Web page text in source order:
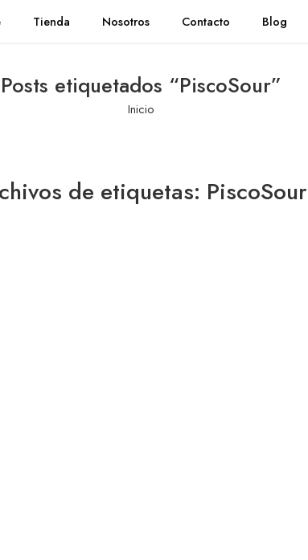
Tienda Nosotros Contacto Blog
Posts etiquetados “PiscoSour”
Inicio
de etiquetas: PiscoSour